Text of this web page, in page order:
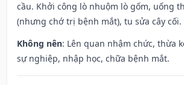
cầu. Khởi công lò nhuộm lò gốm, uống
(nhưng chớ trị bệnh mắt), tu sửa cây cối.
Không nên: Lên quan nhậm chức, thừa
sự nghiệp, nhập học, chữa bệnh mắt.